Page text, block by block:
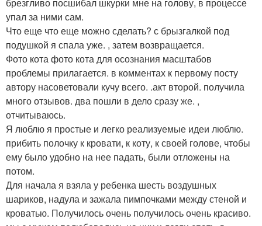
упал за ними сам.
Что еще что еще можно сделать? с брызгалкой под
подушкой я спала уже. , затем возвращается.
Фото кота фото кота для осознания масштабов
проблемы прилагается. в комментах к первому посту
автору насоветовали кучу всего. .акт второй. получила
много отзывов. два пошли в дело сразу же. ,
отчитываюсь.
Я люблю я простые и легко реализуемые идеи люблю.
прибить полочку к кровати, к коту, к своей голове, чтобы
ему было удобно на нее падать, были отложены на
потом.
Для начала я взяла у ребенка шесть воздушных
шариков, надула и зажала пимпочками между стеной и
кроватью. Получилось очень получилось очень красиво.